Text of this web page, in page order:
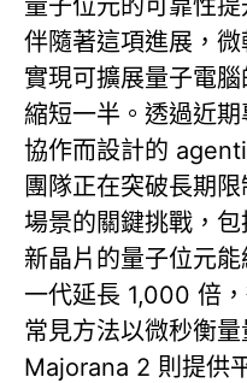
量子位元的可靠性
伴隨著這項進展，
實現可擴展量子電
縮短一半。透過近
協作而設計的
團隊正在突破長期
場景的關鍵挑戰，
新晶片的量子位元
一代延長 1,000 倍
常見方法以微秒衡
Majorana 2 則提供